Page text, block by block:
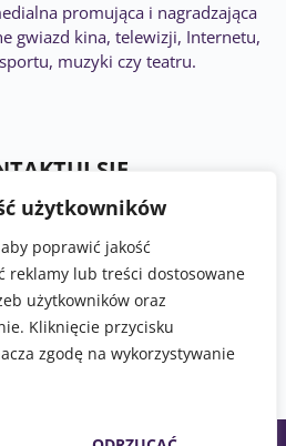
użytkowników
poprawić jakość
reklamy lub treści dostosowane
użytkowników oraz
Kliknięcie przycisku
zgodę na wykorzystywanie
promująca i nagradzająca
gwiazd kina, telewizji, Internetu,
muzyki czy teatru.
SIĘ
Filantropii w Polsce
6/6, 00-590 Warszawa
226220208, 226220209